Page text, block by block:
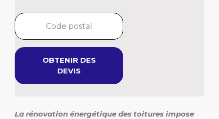
OBTENIR DES
DEVIS
La rénovation énergétique des toitures impose